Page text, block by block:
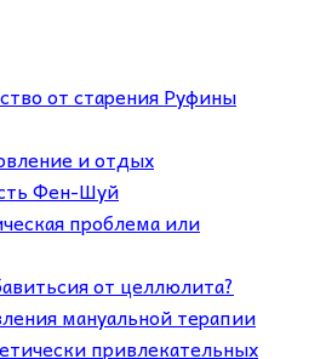
от старения Руфины
и отдых
Фен-Шуй
проблема или
от целлюлита?
мануальной терапии
привлекательных